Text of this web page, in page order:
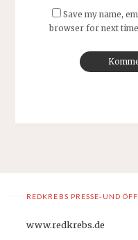
Save my name,
browser for next
REDKREBS PRESSE-UND
www.redkrebs.de